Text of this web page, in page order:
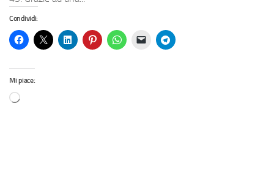
Condividi:
Mi piace: